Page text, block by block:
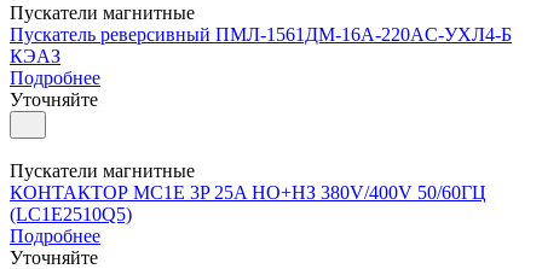
Пускатели магнитные
Пускатель реверсивный ПМЛ-1561ДМ-16А-220AC-УХЛ4-Б
КЭАЗ
Подробнее
Уточняйте
Пускатели магнитные
КОНТАКТОР MC1E 3P 25A НО+НЗ 380V/400V 50/60ГЦ
(LC1E2510Q5)
Подробнее
Уточняйте